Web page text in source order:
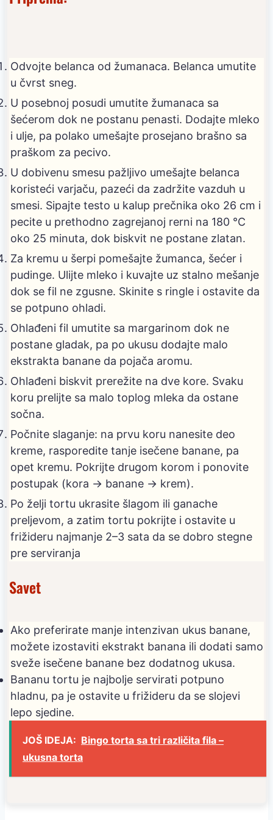
Odvojte belanca od žumanaca. Belanca umutite
u čvrst sneg.
U posebnoj posudi umutite žumanaca sa
šećerom dok ne postanu penasti. Dodajte mleko
i ulje, pa polako umešajte prosejano brašno sa
praškom za pecivo.
U dobivenu smesu pažljivo umešajte belanca
koristeći varjaču, pazeći da zadržite vazduh u
smesi. Sipajte testo u kalup prečnika oko 26 cm i
pecite u prethodno zagrejanoj rerni na 180 °C
oko 25 minuta, dok biskvit ne postane zlatan.
Za kremu u šerpi pomešajte žumanca, šećer i
pudinge. Ulijte mleko i kuvajte uz stalno mešanje
dok se fil ne zgusne. Skinite s ringle i ostavite da
se potpuno ohladi.
Ohlađeni fil umutite sa margarinom dok ne
postane gladak, pa po ukusu dodajte malo
ekstrakta banane da pojača aromu.
Ohlađeni biskvit prerežite na dve kore. Svaku
koru prelijte sa malo toplog mleka da ostane
sočna.
Počnite slaganje: na prvu koru nanesite deo
kreme, rasporedite tanje isečene banane, pa
opet kremu. Pokrijte drugom korom i ponovite
postupak (kora → banane → krem).
Po želji tortu ukrasite šlagom ili ganache
preljevom, a zatim tortu pokrijte i ostavite u
frižideru najmanje 2–3 sata da se dobro stegne
pre serviranja
Savet
Ako preferirate manje intenzivan ukus banane,
možete izostaviti ekstrakt banana ili dodati samo
sveže isečene banane bez dodatnog ukusa.
Bananu tortu je najbolje servirati potpuno
hladnu, pa je ostavite u frižideru da se slojevi
lepo sjedine.
JOŠ IDEJA: Bingo torta sa tri različita fila –
ukusna torta